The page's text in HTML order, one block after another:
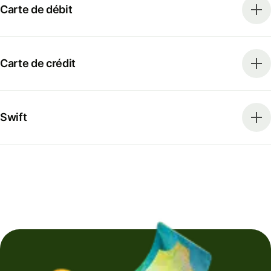
Carte de débit
Carte de crédit
Swift